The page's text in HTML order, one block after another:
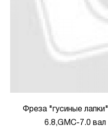
Фреза "гусиные
6.8,GMC-7.0